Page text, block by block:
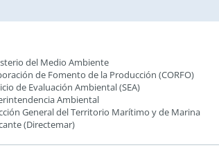
del Medio Ambiente
de Fomento de la Producción (CORFO)
de Evaluación Ambiental (SEA)
Ambiental
General del Territorio Marítimo y de Marina
(Directemar)